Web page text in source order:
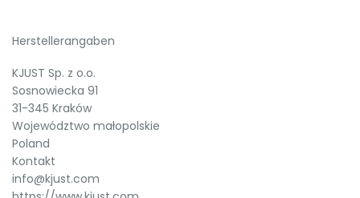
Herstellerangaben
KJUST Sp. z o.o.
Sosnowiecka 91
31-345 Kraków
Województwo małopolskie
Poland
Kontakt
info@kjust.com